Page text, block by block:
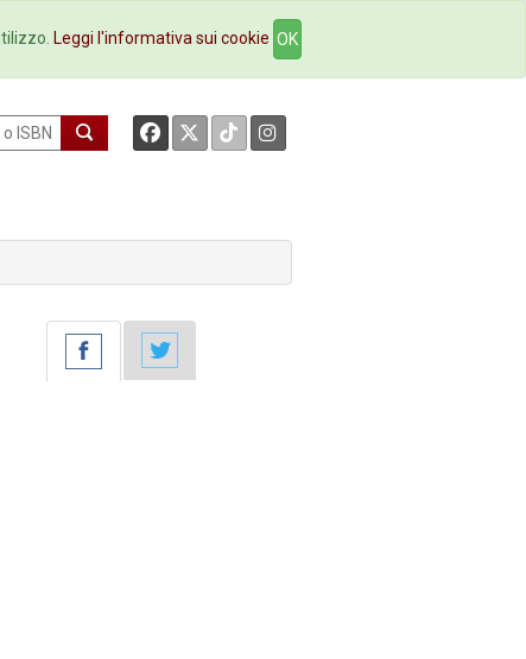
Contatti
Leggi l'informativa sui cookie OK